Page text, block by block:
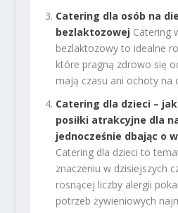
Catering dla osób na
bezlaktozowej Catering
bezlaktozowy to idealne
które pragną zdrowo się
mają czasu ani ochoty na
Catering dla dzieci –
posiłki atrakcyjne dla
jednocześnie dbając o
Catering dla dzieci to
znaczeniu w dzisiejszych
rosnącej liczby alergii
potrzeb żywieniowych